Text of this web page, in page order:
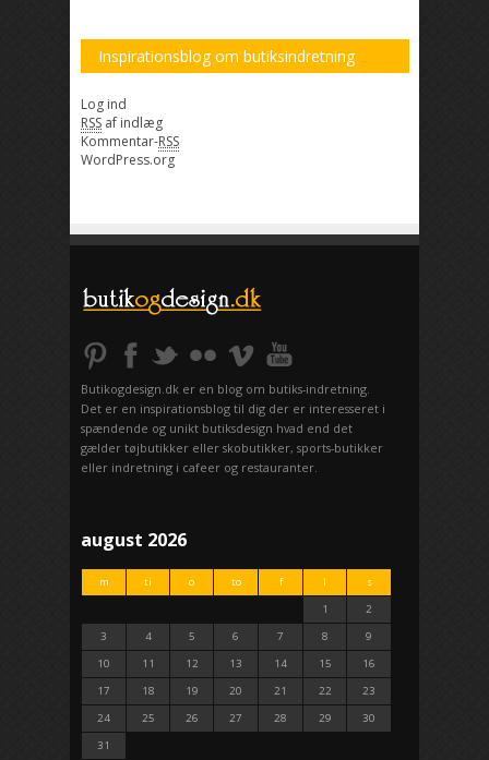
Inspirationsblog om butiksindretning
Log ind
RSS af indlæg
Kommentar-RSS
WordPress.org
Butikogdesign.dk er en blog om butiks-indretning.
Det er en inspirationsblog til dig der er interesseret i
spændende og unikt butiksdesign hvad end det
gælder tøjbutikker eller skobutikker, sports-butikker
eller indretning i cafeer og restauranter.
august 2026
m ti o to f l s
1
2
3
4 5 6 7 8
9
10
11 12 13 14 15
16
17
18 19 20 21 22
23
24
25 26 27 28 29
30
31